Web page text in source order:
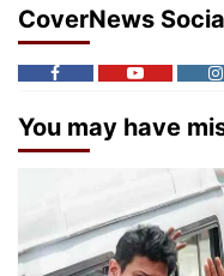
CoverNews
You may have